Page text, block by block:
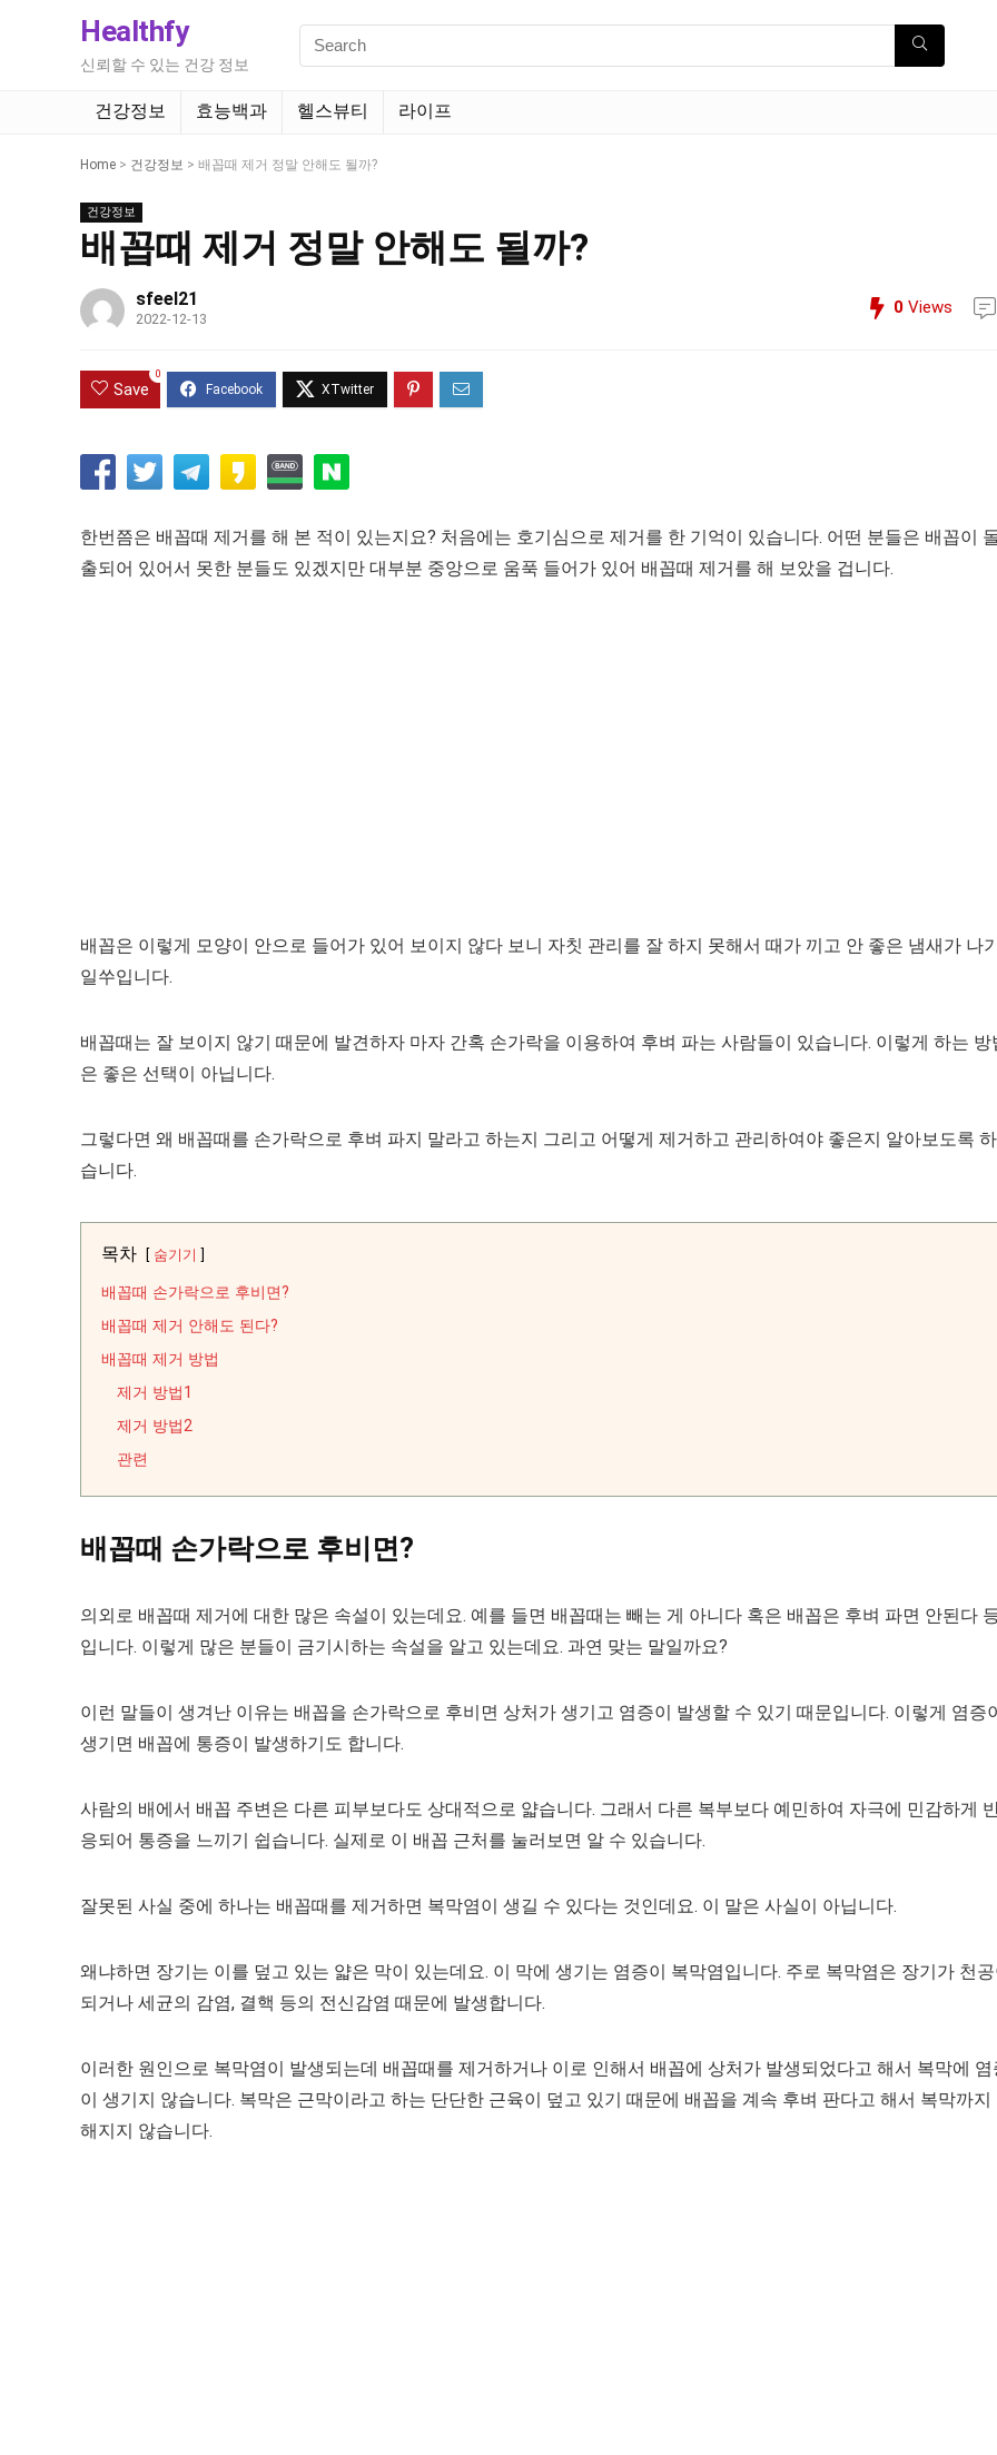
Healthfy
신뢰할 수 있는 건강 정보
건강정보 효능백과 헬스뷰티 라이프
Home > 건강정보 > 배꼽때 제거 정말 안해도 될까?
건강정보
배꼽때 제거 정말 안해도 될까?
sfeel21
2022-12-13
0 Views
Save
0
한번쯤은 배꼽때 제거를 해 본 적이 있는지요? 처음에는 호기심으로 제거를 한 기억이 있습니다. 어떤 분들은 배꼽이
출되어 있어서 못한 분들도 있겠지만 대부분 중앙으로 움푹 들어가 있어 배꼽때 제거를 해 보았을 겁니다.
배꼽은 이렇게 모양이 안으로 들어가 있어 보이지 않다 보니 자칫 관리를 잘 하지 못해서 때가 끼고 안 좋은 냄새가 나
일쑤입니다.
배꼽때는 잘 보이지 않기 때문에 발견하자 마자 간혹 손가락을 이용하여 후벼 파는 사람들이 있습니다. 이렇게 하는 방
은 좋은 선택이 아닙니다.
그렇다면 왜 배꼽때를 손가락으로 후벼 파지 말라고 하는지 그리고 어떻게 제거하고 관리하여야 좋은지 알아보도록
습니다.
목차 숨기기
배꼽때 손가락으로 후비면?
배꼽때 제거 안해도 된다?
배꼽때 제거 방법
제거 방법1
제거 방법2
관련
배꼽때 손가락으로 후비면?
의외로 배꼽때 제거에 대한 많은 속설이 있는데요. 예를 들면 배꼽때는 빼는 게 아니다 혹은 배꼽은 후벼 파면 안된다
입니다. 이렇게 많은 분들이 금기시하는 속설을 알고 있는데요. 과연 맞는 말일까요?
이런 말들이 생겨난 이유는 배꼽을 손가락으로 후비면 상처가 생기고 염증이 발생할 수 있기 때문입니다. 이렇게 염증
생기면 배꼽에 통증이 발생하기도 합니다.
사람의 배에서 배꼽 주변은 다른 피부보다도 상대적으로 얇습니다. 그래서 다른 복부보다 예민하여 자극에 민감하게
응되어 통증을 느끼기 쉽습니다. 실제로 이 배꼽 근처를 눌러보면 알 수 있습니다.
잘못된 사실 중에 하나는 배꼽때를 제거하면 복막염이 생길 수 있다는 것인데요. 이 말은 사실이 아닙니다.
왜냐하면 장기는 이를 덮고 있는 얇은 막이 있는데요. 이 막에 생기는 염증이 복막염입니다. 주로 복막염은 장기가 천
되거나 세균의 감염, 결핵 등의 전신감염 때문에 발생합니다.
이러한 원인으로 복막염이 발생되는데 배꼽때를 제거하거나 이로 인해서 배꼽에 상처가 발생되었다고 해서 복막에 염
이 생기지 않습니다. 복막은 근막이라고 하는 단단한 근육이 덮고 있기 때문에 배꼽을 계속 후벼 판다고 해서 복막까지
해지지 않습니다.